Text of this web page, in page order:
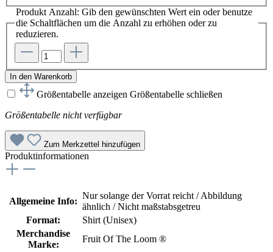
Produkt Anzahl: Gib den gewünschten Wert ein oder benutze
die Schaltflächen um die Anzahl zu erhöhen oder zu
reduzieren.
In den Warenkorb
Größentabelle anzeigen Größentabelle schließen
Größentabelle nicht verfügbar
Zum Merkzettel hinzufügen
Produktinformationen
Allgemeine Info:
Nur solange der Vorrat reicht / Abbildung
ähnlich / Nicht maßstabsgetreu
Format:
Shirt (Unisex)
Merchandise
Marke:
Fruit Of The Loom ®